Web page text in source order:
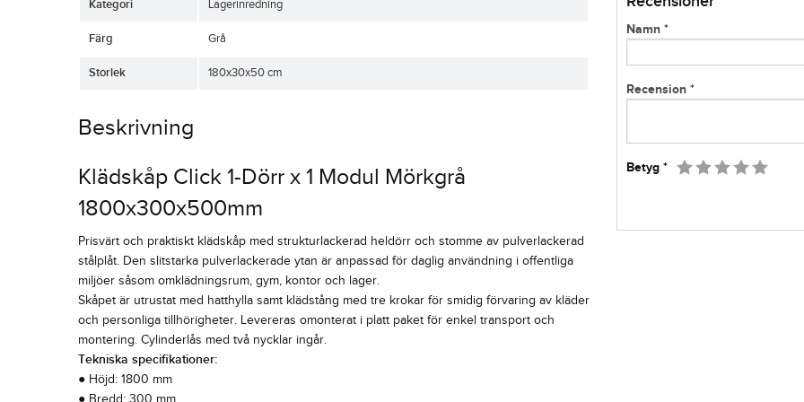
Kategori Lagerinredning
Färg Grå
Storlek 180x30x50 cm
Beskrivning
Klädskåp Click 1-Dörr x 1 Modul Mörkgrå
1800x300x500mm
Prisvärt och praktiskt klädskåp med strukturlackerad heldörr och stomme av pulverlackerad
stålplåt. Den slitstarka pulverlackerade ytan är anpassad för daglig användning i offentliga
miljöer såsom omklädningsrum, gym, kontor och lager.
Skåpet är utrustat med hatthylla samt klädstång med tre krokar för smidig förvaring av kläder
och personliga tillhörigheter. Levereras omonterat i platt paket för enkel transport och
montering. Cylinderlås med två nycklar ingår.
Tekniska specifikationer:
● Höjd: 1800 mm
Namn *
Recension *
Betyg * 4
3
2
1